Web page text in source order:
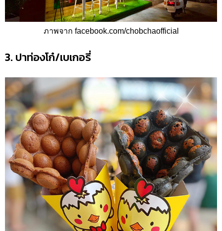
ภาพจาก facebook.com/chobchaofficial
3. ปาท่องโก๋/เบเกอรี่